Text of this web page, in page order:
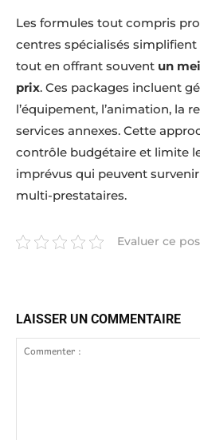
Les formules tout compris
centres spécialisés
tout en offrant souvent un
prix. Ces packages incluent
l’équipement, l’animation, la
services annexes. Cette
contrôle budgétaire et limite
imprévus qui peuvent
multi-prestataires.
Evaluer ce
LAISSER UN COMMENTAIRE